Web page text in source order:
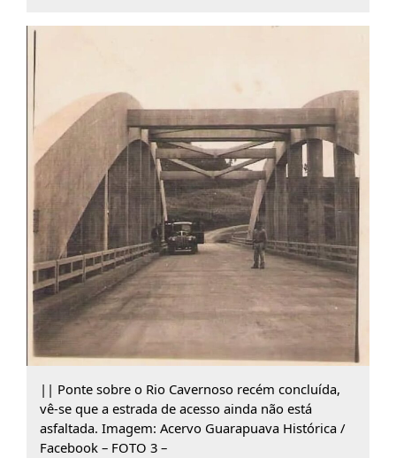
|| Ponte sobre o Rio Cavernoso recém concluída,
vê-se que a estrada de acesso ainda não está
asfaltada. Imagem: Acervo Guarapuava Histórica /
Facebook – FOTO 3 –